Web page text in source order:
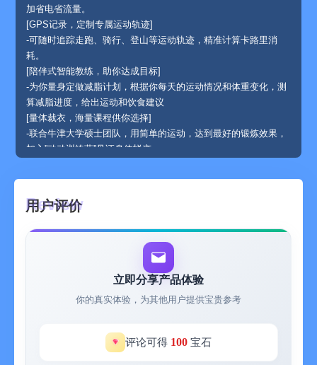
加省电省流量。
[GPS记录，定制专属运动轨迹]
-可随时追踪走跑、骑行、登山等运动轨迹，精准计算卡路里消
耗。
[陪伴式智能教练，助你达成目标]
-为你量身定做减脂计划，根据你每天的运动情况和体重变化，测
算减脂进度，给出运动和饮食建议
[量体裁衣，海量课程供你选择]
-联合牛津大学硕士团队，用简单的运动，达到最好的锻炼效果，
加入”动动训练营”见证身体蜕变。
[专业数据量表，进步一目了然]
-多元化使用场景，专业量表分析周、月、年，历史数据清晰呈
现。还有更多有趣的数据洞察。
-动动已接入 HealthKit，可同步运动数据到「健康」。
[快乐社交，和全球动友竞赛共勉]
-和身边好友组队，实时步数比拼，更有好玩点赞互动。
-全球步数挑战赛、5公里竞速赛、放眼五大洲，总能找到志同道
-发表图文动态，秀出运动生活点点滴滴。
找到相同目标的小伙伴，从 0 培养健康生活方式，和「坚持不
用户评价
立即分享产品体验
你的真实体验，为其他用户提供宝贵参考
评论可得 100 宝石